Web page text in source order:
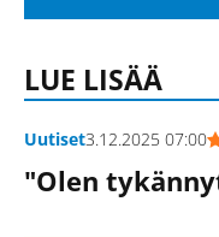
LUE LISÄÄ
Uutiset3.12.2025 07:00
"Olen